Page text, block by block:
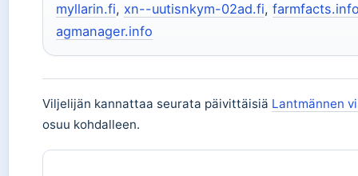
myllarin.fi, xn--uutisnkym-02ad.fi,
agmanager.info
Viljelijän kannattaa seurata päivittäisiä Lantmännen
osuu kohdalleen.